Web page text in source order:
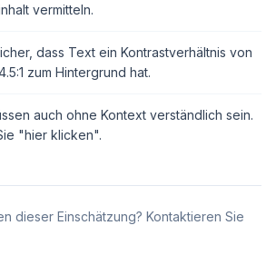
vermitteln.
dass Text ein Kontrastverhältnis von
zum Hintergrund hat.
auch ohne Kontext verständlich sein.
"hier klicken".
dieser Einschätzung? Kontaktieren Sie